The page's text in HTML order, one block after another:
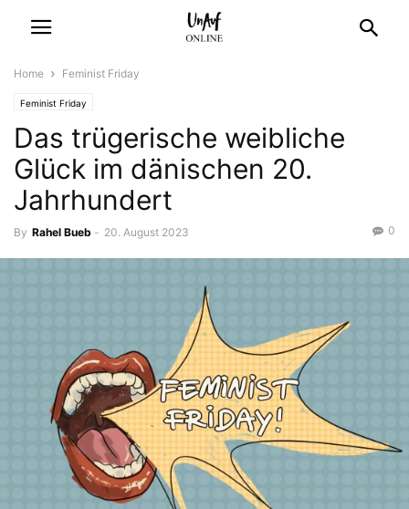
Home Feminist Friday
Feminist Friday
Das trügerische weibliche
Glück im dänischen 20.
Jahrhundert
By Rahel Bueb - 20. August 2023 0